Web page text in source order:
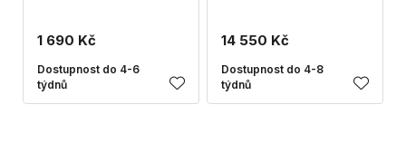
1 690 Kč
Dostupnost do 4-6
týdnů
14 550 Kč
Dostupnost do 4-8
týdnů